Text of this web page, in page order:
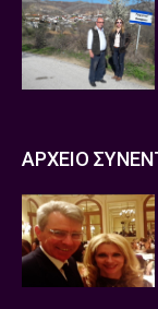
ΑΡΧΕΙΟ